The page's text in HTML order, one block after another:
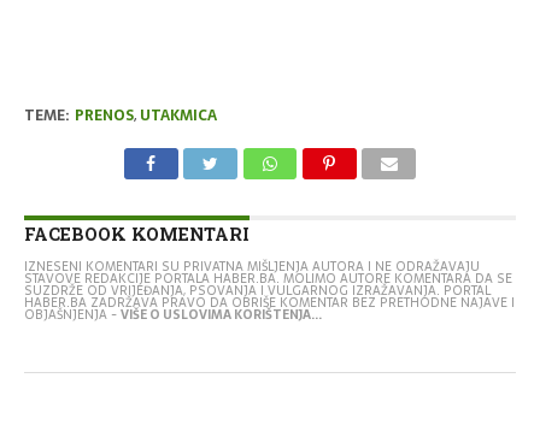
TEME: PRENOS, UTAKMICA
FACEBOOK KOMENTARI
IZNESENI KOMENTARI SU PRIVATNA MIŠLJENJA AUTORA I NE ODRAŽAVAJU
STAVOVE REDAKCIJE PORTALA HABER.BA. MOLIMO AUTORE KOMENTARA DA SE
SUZDRŽE OD VRIJEĐANJA, PSOVANJA I VULGARNOG IZRAŽAVANJA. PORTAL
HABER.BA ZADRŽAVA PRAVO DA OBRIŠE KOMENTAR BEZ PRETHODNE NAJAVE I
OBJAŠNJENJA -VIŠE O USLOVIMA KORIŠTENJA...